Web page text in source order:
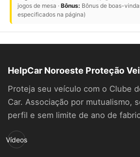
jogos de mesa · Bônus: Bônus de boas-
especificados na página)
HelpCar Noroeste Proteção
Proteja seu veículo com o Clube
Car. Associação por mutualismo,
perfil e sem limite de ano de
Vídeos